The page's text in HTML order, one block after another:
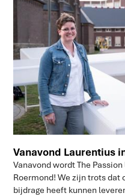
Vanavond Laurentius
Vanavond wordt The
Roermond! We zijn trots dat
bijdrage heeft kunnen